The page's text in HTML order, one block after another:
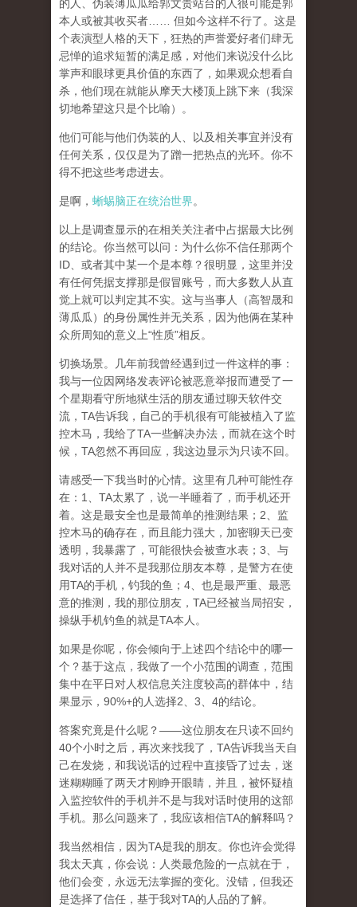
的人、伪装薄瓜瓜给郭文贵站台的人很可能是郭
本人或被其收买者…… 但如今这样不行了。这是
个表演型人格的天下，狂热的声誉爱好者们肆无
忌惮的追求短暂的满足感，对他们来说没什么比
掌声和眼球更具价值的东西了，如果观众想看自
杀，他们现在就能从摩天大楼顶上跳下来（我深
切地希望这只是个比喻）。
他们可能与他们伪装的人、以及相关事宜并没有
任何关系，仅仅是为了蹭一把热点的光环。你不
得不把这些考虑进去。
是啊， 蜥蜴脑正在统治世界。
以上是调查显示的在相关关注者中占据最大比例
的结论。你当然可以问：为什么你不信任那两个
ID、或者其中某一个是本尊？很明显，这里并没
有任何凭据支撑那是假冒账号，而大多数人从直
觉上就可以判定其不实。这与当事人（高智晟和
薄瓜瓜）的身份属性并无关系，因为他俩在某种
众所周知的意义上“性质”相反。
切换场景。几年前我曾经遇到过一件这样的事：
我与一位因网络发表评论被恶意举报而遭受了一
个星期看守所地狱生活的朋友通过聊天软件交
流，TA告诉我，自己的手机很有可能被植入了监
控木马，我给了TA一些解决办法，而就在这个时
候，TA忽然不再回应，我这边显示为只读不回。
请感受一下我当时的心情。这里有几种可能性存
在：1、TA太累了，说一半睡着了，而手机还开
着。这是最安全也是最简单的推测结果；2、监
控木马的确存在，而且能力强大，加密聊天已变
透明，我暴露了，可能很快会被查水表；3、与
我对话的人并不是我那位朋友本尊，是警方在使
用TA的手机，钓我的鱼；4、也是最严重、最恶
意的推测，我的那位朋友，TA已经被当局招安，
操纵手机钓鱼的就是TA本人。
如果是你呢，你会倾向于上述四个结论中的哪一
个？基于这点，我做了一个小范围的调查，范围
集中在平日对人权信息关注度较高的群体中，结
果显示，90%+的人选择2、3、4的结论。
答案究竟是什么呢？——这位朋友在只读不回约
40个小时之后，再次来找我了，TA告诉我当天自
己在发烧，和我说话的过程中直接昏了过去，迷
迷糊糊睡了两天才刚睁开眼睛，并且，被怀疑植
入监控软件的手机并不是与我对话时使用的这部
手机。那么问题来了，我应该相信TA的解释吗？
我当然相信，因为TA是我的朋友。你也许会觉得
我太天真，你会说：人类最危险的一点就在于，
他们会变，永远无法掌握的变化。没错，但我还
是选择了信任，基于我对TA的人品的了解。